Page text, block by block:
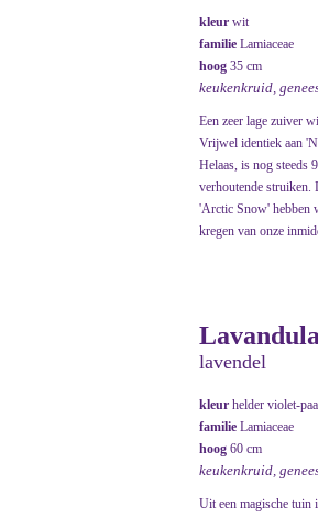
kleur wit
familie Lamiaceae
hoog 35 cm
keukenkruid,
Een zeer lage zuiver
Vrijwel identiek aan
Helaas, is nog steeds
verhoutende struiken.
'Arctic Snow' hebben
kregen van onze
lavendel
kleur helder violet-
familie Lamiaceae
hoog 60 cm
keukenkruid,
Uit een magische tuin